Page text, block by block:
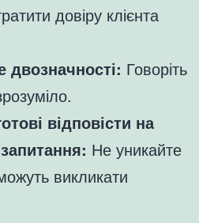
довіру клієнта
двозначності: Говоріть
відповісти на
Не уникайте
викликати